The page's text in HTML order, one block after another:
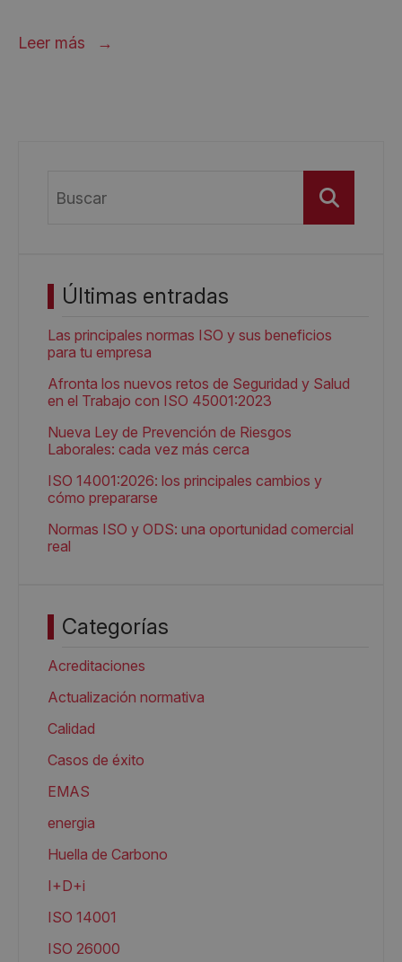
Leer más
Buscar
Últimas entradas
Las principales normas ISO y sus beneficios
para tu empresa
Afronta los nuevos retos de Seguridad y Salud
en el Trabajo con ISO 45001:2023
Nueva Ley de Prevención de Riesgos
Laborales: cada vez más cerca
ISO 14001:2026: los principales cambios y
cómo prepararse
Normas ISO y ODS: una oportunidad comercial
real
Categorías
Acreditaciones
Actualización normativa
Calidad
Casos de éxito
EMAS
energia
Huella de Carbono
I+D+i
ISO 14001
ISO 26000